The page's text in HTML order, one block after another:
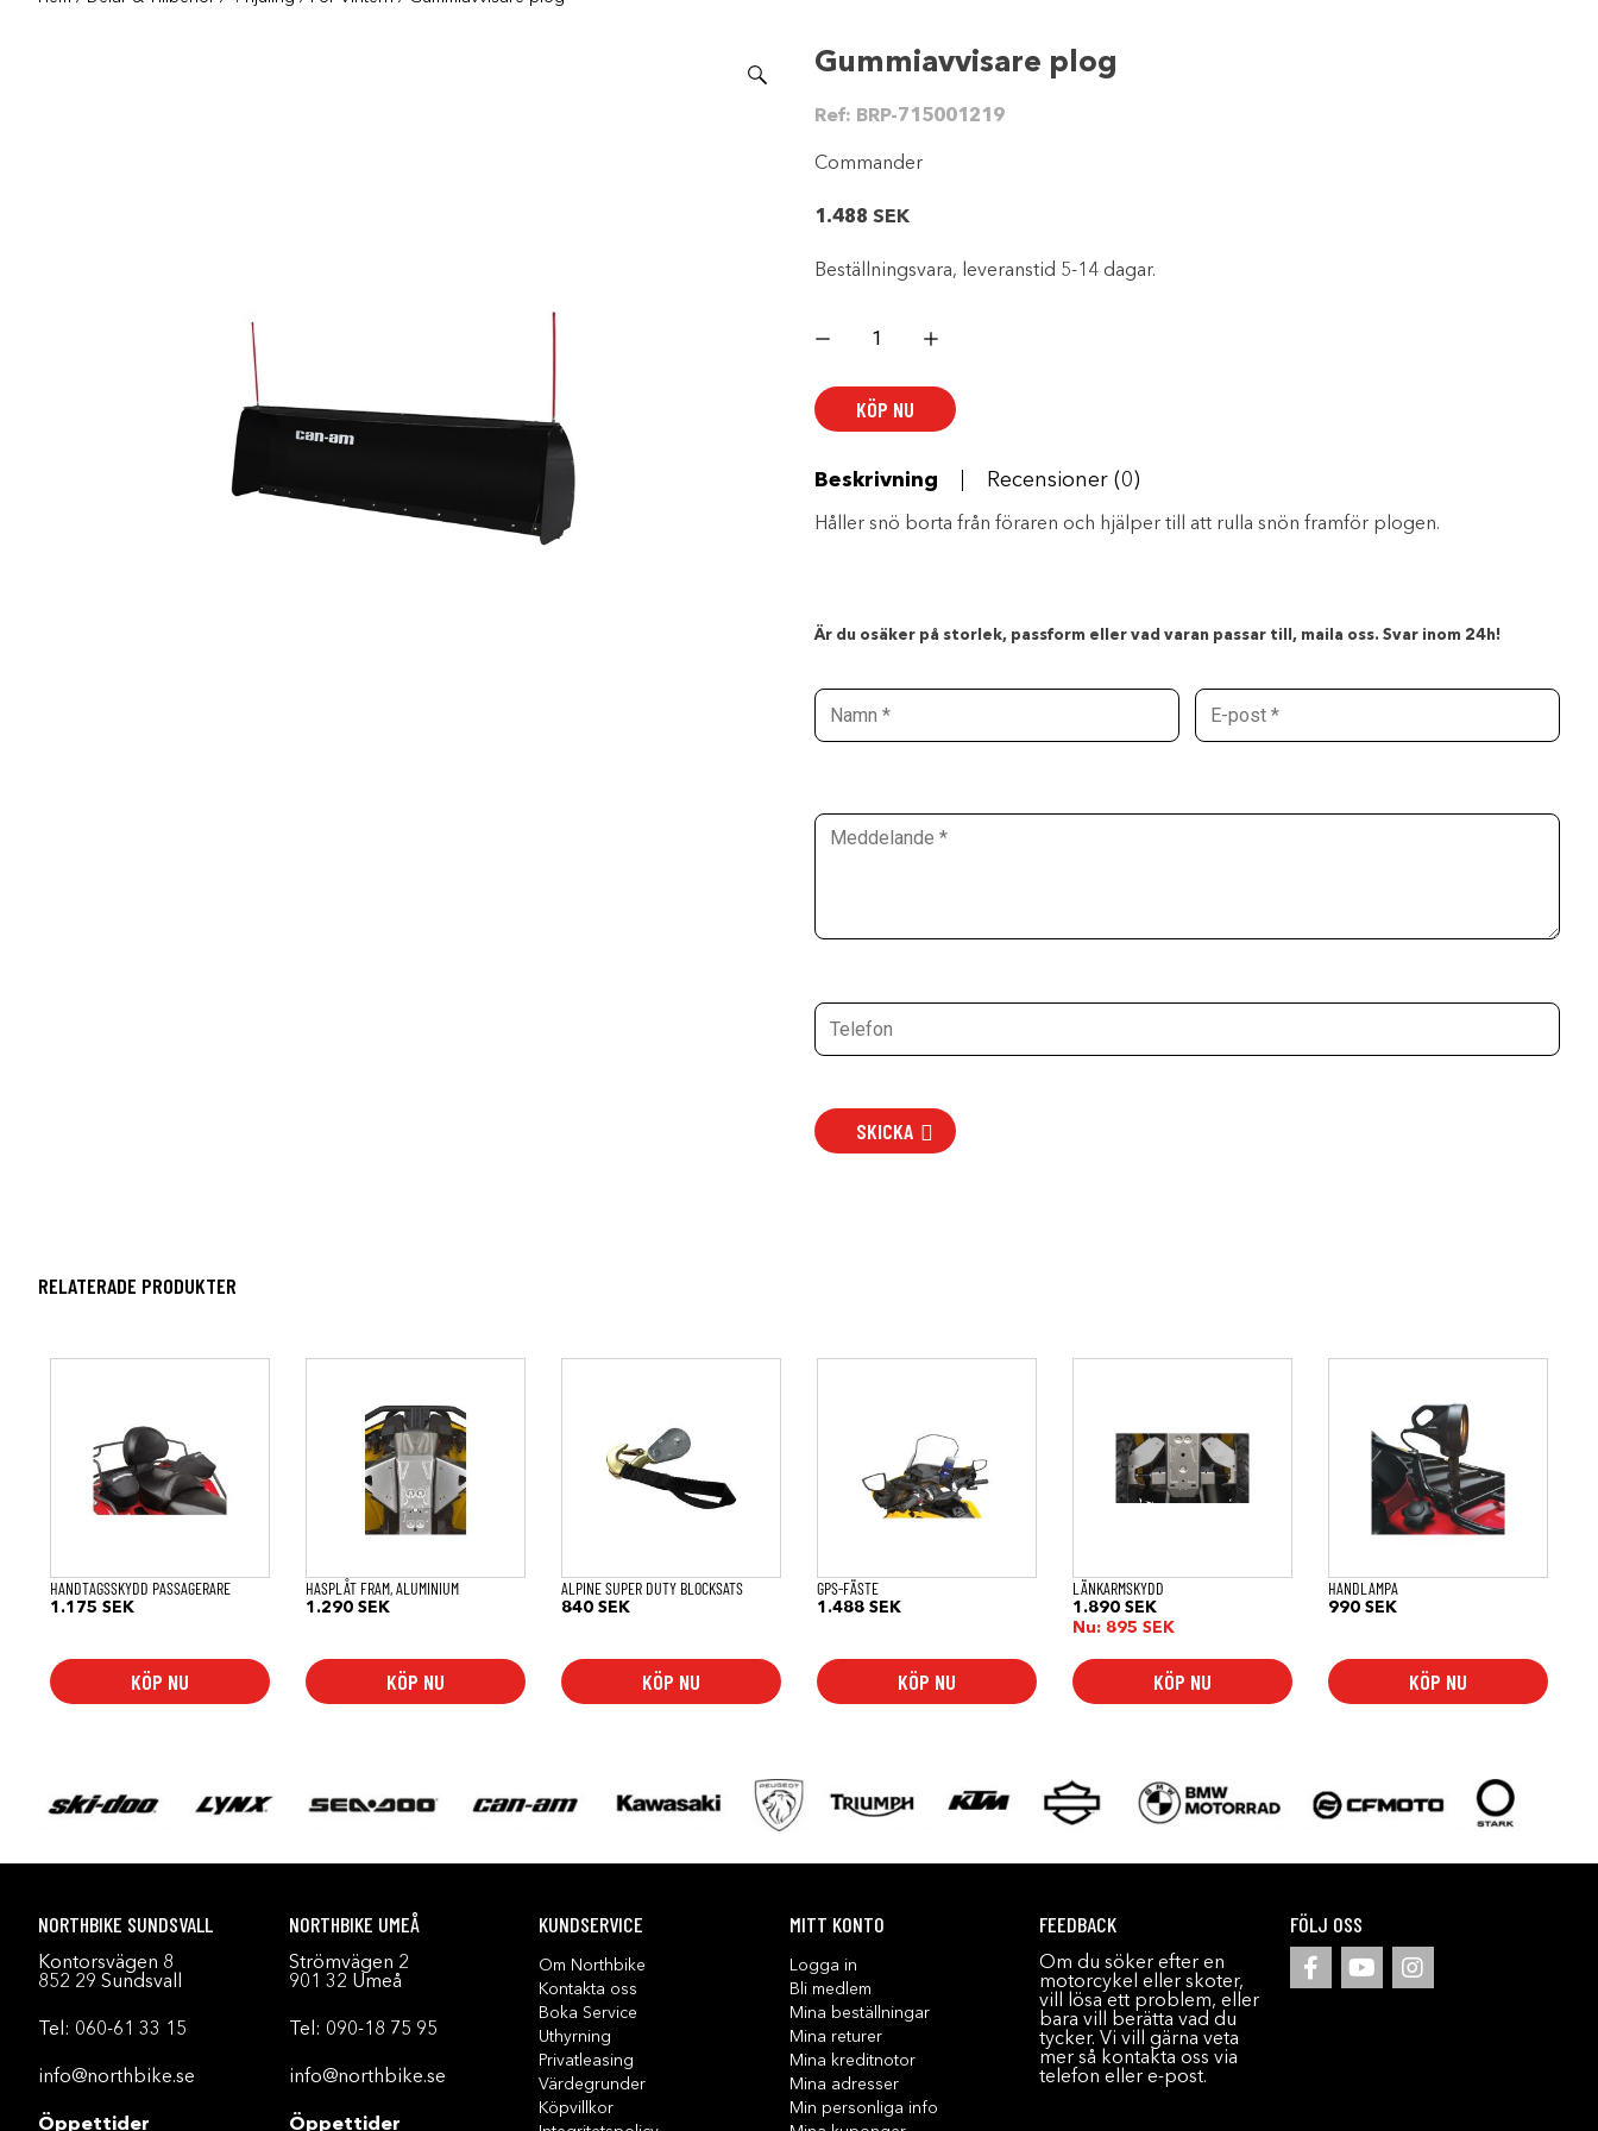
Gummiavvisare plog
Ref: BRP-715001219
Commander
1.488 SEK
Beställningsvara, leveranstid 5-14 dagar.
plog
KÖP NU
Beskrivning Recensioner (0)
Håller snö borta från föraren och hjälper till att rulla snön framför plogen.
Är du osäker på storlek, passform eller vad varan passar till, maila oss. Svar inom 24h!
SKICKA
RELATERADE PRODUKTER
HANDTAGSSKYDD PASSAGERARE
1.175 SEK
KÖP NU
HASPLÅT FRAM, ALUMINIUM
1.290SEK
KÖP NU
ALPINE SUPER DUTY BLOCKSATS
840SEK
KÖP NU
GPS-FÄSTE
1.488SEK
KÖP NU
LÄNKARMSKYDD
1.890SEK
Nu: 895SEK
KÖP NU
HANDLAMPA
990SEK
KÖP NU
NORTHBIKE SUNDSVALL
Kontorsvägen 8
852 29 Sundsvall
Tel: 060-61 33 15
info@northbike.se
Öppettider
NORTHBIKE UMEÅ
Strömvägen 2
901 32 Umeå
Tel: 090-18 75 95
info@northbike.se
Öppettider
KUNDSERVICE
Om Northbike
Kontakta oss
Boka Service
Uthyrning
Privatleasing
Värdegrunder
Köpvillkor
MITT KONTO
Logga in
Bli medlem
Mina beställningar
Mina returer
Mina kreditnotor
Mina adresser
Min personliga info
FEEDBACK
Om du söker efter en
motorcykel eller skoter,
vill lösa ett problem, eller
bara vill berätta vad du
tycker. Vi vill gärna veta
mer så kontakta oss via
telefon eller e-post.
FÖLJ OSS